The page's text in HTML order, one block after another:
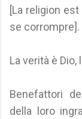
[La religion
se corrompre].
La verità è
Benefattori
della loro